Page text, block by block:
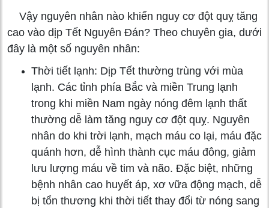
Vậy nguyên nhân nào khiến nguy cơ đột quỵ tăng
cao vào dịp Tết Nguyên Đán? Theo chuyên gia, dưới
đây là một số nguyên nhân:
Thời tiết lạnh: Dịp Tết thường trùng với mùa
lạnh. Các tỉnh phía Bắc và miền Trung lạnh
trong khi miền Nam ngày nóng đêm lạnh thất
thường dễ làm tăng nguy cơ đột quỵ. Nguyên
nhân do khi trời lạnh, mạch máu co lại, máu đặc
quánh hơn, dễ hình thành cục máu đông, giảm
lưu lượng máu về tim và não. Đặc biệt, những
bệnh nhân cao huyết áp, xơ vữa động mạch, dễ
bị tổn thương khi thời tiết thay đổi từ nóng sang